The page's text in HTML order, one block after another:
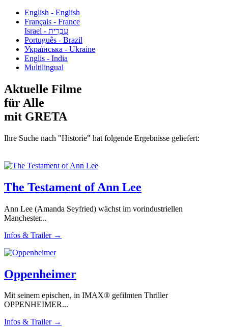
English - English
Français - France
עִבְרִית - Israel
Português - Brazil
Українська - Ukraine
Englis - India
Multilingual
Aktuelle Filme
für Alle
mit GRETA
Ihre Suche nach "Historie" hat folgende Ergebnisse geliefert:
The Testament of Ann Lee
Ann Lee (Amanda Seyfried) wächst im vorindustriellen
Manchester...
Infos & Trailer →
Oppenheimer
Mit seinem epischen, in IMAX® gefilmten Thriller
OPPENHEIMER...
Infos & Trailer →